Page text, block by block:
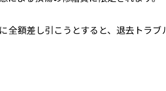
全額差し引こうとすると、退去トラブ